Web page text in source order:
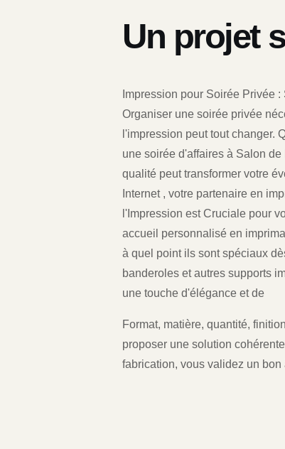
Un projet
Impression pour Soirée Privée
Organiser une soirée privée
l'impression peut tout changer.
une soirée d'affaires à Salon
qualité peut transformer votre
Internet , votre partenaire en
l'Impression est Cruciale pour
accueil personnalisé en
à quel point ils sont spéciaux
banderoles et autres supports
une touche d'élégance et de
Format, matière, quantité,
proposer une solution
fabrication, vous validez un bon